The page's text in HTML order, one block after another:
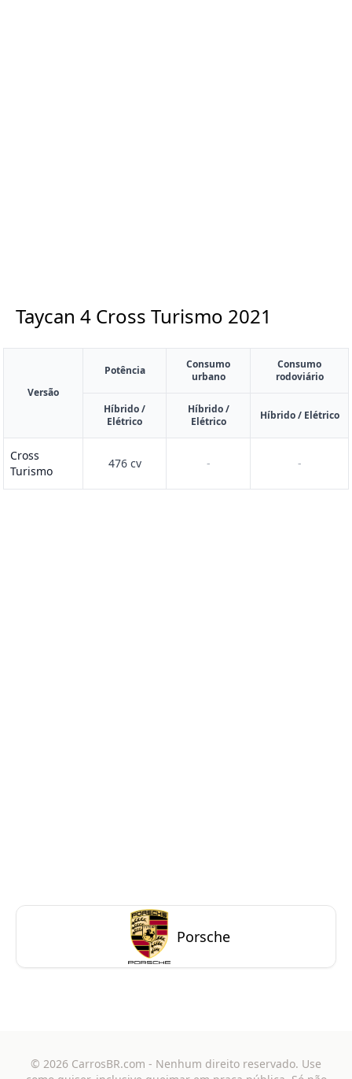
Taycan 4 Cross Turismo 2021
Versão
Potência
Consumo
urbano
Consumo
rodoviário
Híbrido /
Elétrico
Híbrido /
Elétrico
Híbrido / Elétrico
Cross
Turismo
476 cv - -
Porsche
© 2026 CarrosBR.com - Nenhum direito reservado. Use